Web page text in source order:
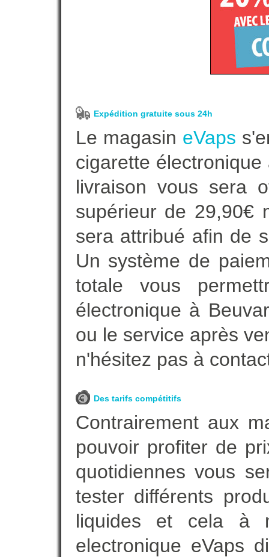
Expédition gratuite sous 24h
Le magasin eVaps
cigarette
livraison vous sera
supérieur de 29,90€
sera attribué afin de
Un système de
totale vous
électronique à
ou le service après
n'hésitez pas à
Des tarifs compétitifs
Contrairement aux
pouvoir profiter de
quotidiennes vous
tester différents
liquides et cela à
electronique eVaps